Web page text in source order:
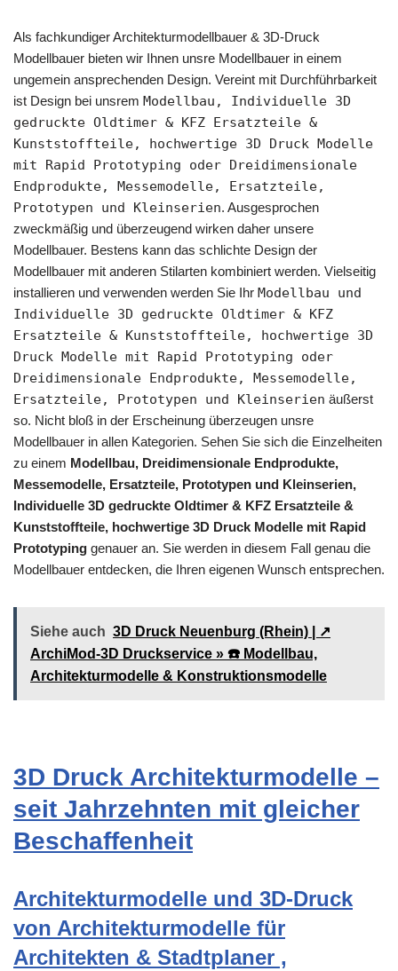
Als fachkundiger Architekturmodellbauer & 3D-Druck
Modellbauer bieten wir Ihnen unsre Modellbauer in einem
ungemein ansprechenden Design. Vereint mit Durchführbarkeit
ist Design bei unsrem Modellbau, Individuelle 3D
gedruckte Oldtimer & KFZ Ersatzteile &
Kunststoffteile, hochwertige 3D Druck Modelle
mit Rapid Prototyping oder Dreidimensionale
Endprodukte, Messemodelle, Ersatzteile,
Prototypen und Kleinserien. Ausgesprochen
zweckmäßig und überzeugend wirken daher unsere
Modellbauer. Bestens kann das schlichte Design der
Modellbauer mit anderen Stilarten kombiniert werden. Vielseitig
installieren und verwenden werden Sie Ihr Modellbau und
Individuelle 3D gedruckte Oldtimer & KFZ
Ersatzteile & Kunststoffteile, hochwertige 3D
Druck Modelle mit Rapid Prototyping oder
Dreidimensionale Endprodukte, Messemodelle,
Ersatzteile, Prototypen und Kleinserien äußerst
so. Nicht bloß in der Erscheinung überzeugen unsre
Modellbauer in allen Kategorien. Sehen Sie sich die Einzelheiten
zu einem Modellbau, Dreidimensionale Endprodukte,
Messemodelle, Ersatzteile, Prototypen und Kleinserien,
Individuelle 3D gedruckte Oldtimer & KFZ Ersatzteile &
Kunststoffteile, hochwertige 3D Druck Modelle mit Rapid
Prototyping genauer an. Sie werden in diesem Fall genau die
Modellbauer entdecken, die Ihren eigenen Wunsch entsprechen.
Siehe auch 3D Druck Neuenburg (Rhein) | ↗️
ArchiMod-3D Druckservice » ☎️ Modellbau,
Architekturmodelle & Konstruktionsmodelle
3D Druck Architekturmodelle –
seit Jahrzehnten mit gleicher
Beschaffenheit
Architekturmodelle und 3D-Druck
von Architekturmodelle für
Architekten & Stadtplaner ,